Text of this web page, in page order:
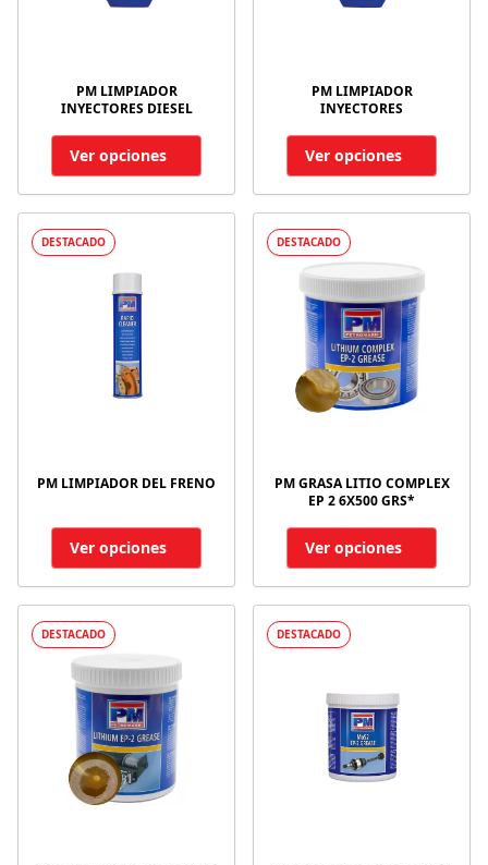
PM LIMPIADOR
INYECTORES DIESEL
Ver opciones
PM LIMPIADOR
INYECTORES
Ver opciones
DESTACADO
PM LIMPIADOR DEL FRENO
Ver opciones
DESTACADO
PM GRASA LITIO COMPLEX
EP 2 6X500 GRS*
Ver opciones
DESTACADO DESTACADO